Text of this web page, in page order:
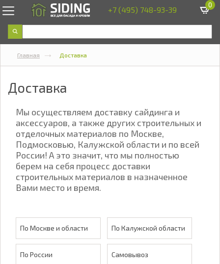
+7 (495) 748-93-39 0
Главная Доставка
Доставка
Мы осуществляем доставку сайдинга и
аксессуаров, а также других строительных и
отделочных материалов по Москве,
Подмосковью, Калужской области и по всей
России! А это значит, что мы полностью
берем на себя процесс доставки
строительных материалов в назначенное
Вами место и время.
По Москве и области По Калужской области
По России Самовывоз